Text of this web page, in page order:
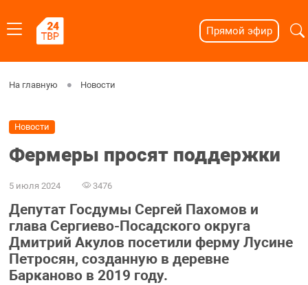
Прямой эфир
На главную Новости
Новости
Фермеры просят поддержки
5 июля 2024 3476
Депутат Госдумы Сергей Пахомов и
глава Сергиево-Посадского округа
Дмитрий Акулов посетили ферму Лусине
Петросян, созданную в деревне
Барканово в 2019 году.